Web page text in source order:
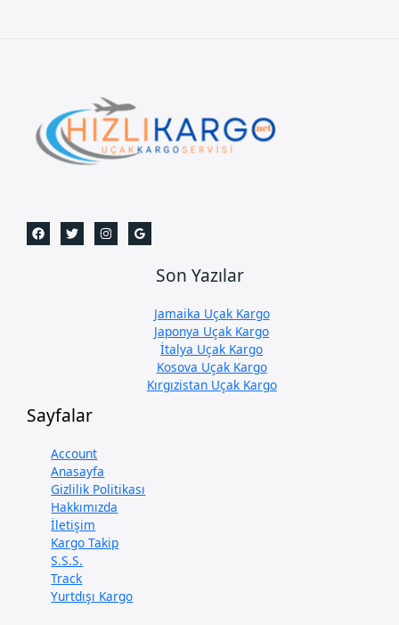
Son Yazılar
Jamaika Uçak Kargo
Japonya Uçak Kargo
İtalya Uçak Kargo
Kosova Uçak Kargo
Kırgızistan Uçak Kargo
Sayfalar
Account
Anasayfa
Gizlilik Politikası
Hakkımızda
İletişim
Kargo Takip
S.S.S.
Track
Yurtdışı Kargo